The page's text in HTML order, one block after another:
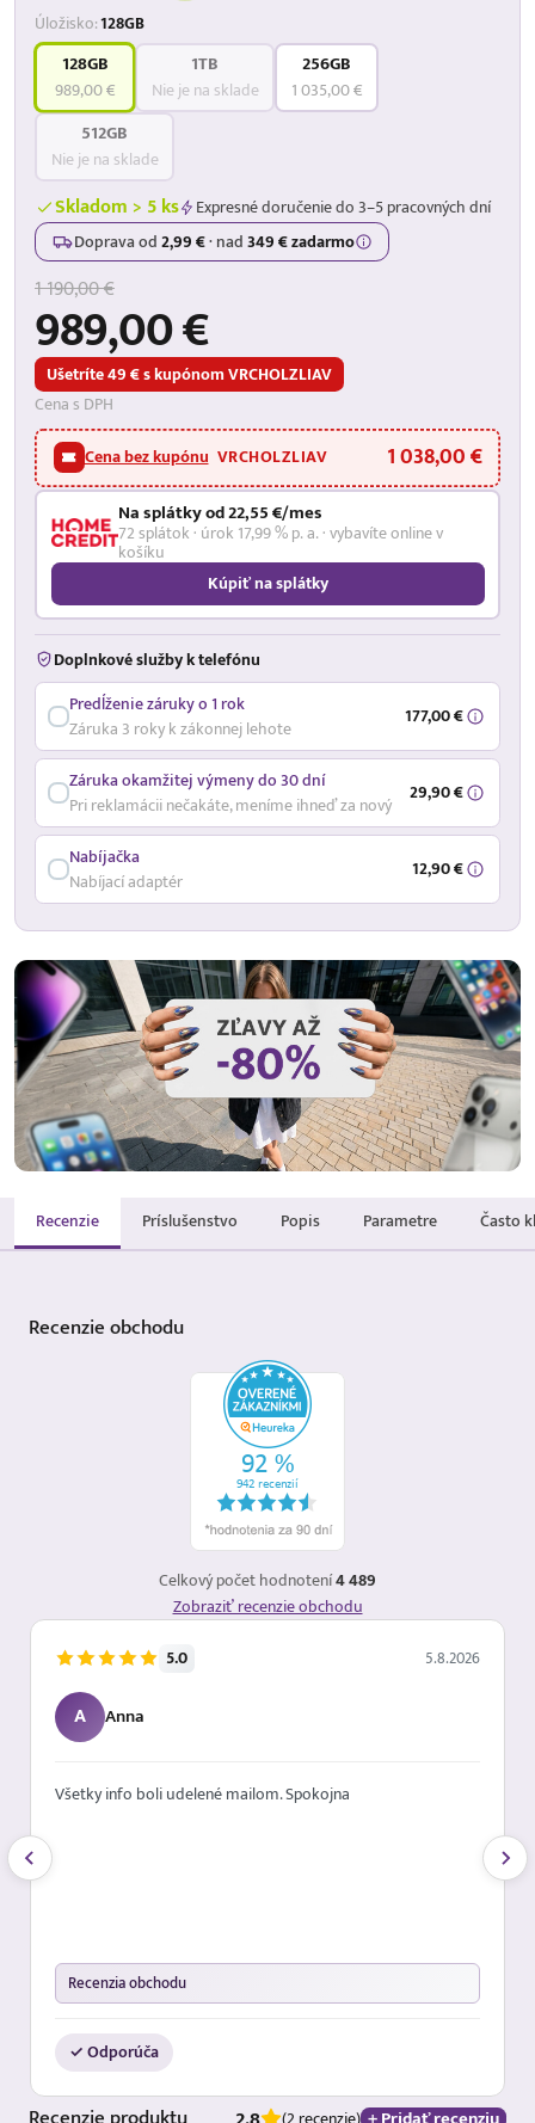
Úložisko:128GB
128GB
989,00 €
1TB
Nie je na sklade
256GB
1 035,00 €
512GB
Nie je na sklade
Skladom > 5 ks
Expresné doručenie do 3–5 pracovných dní
Doprava od2,99 €·nad349 € zadarmo
1 190,00 €
989,00 €
Ušetríte 49 € s kupónom VRCHOLZLIAV
Cena s DPH
Cena bez kupónu VRCHOLZLIAV 1 038,00 €
Na splátky od 22,55 €/mes
72 splátok · úrok 17,99 % p. a. · vybavíte online v
košíku
Kúpiť na splátky
Doplnkové služby k telefónu
Predĺženie záruky o 1 rok
Záruka 3 roky k zákonnej lehote
177,00 €
Záruka okamžitej výmeny do 30 dní
Pri reklamácii nečakáte, meníme ihneď za nový
29,90 €
Nabíjačka
Nabíjací adaptér
12,90 €
Recenzie Príslušenstvo Popis Parametre Často
Recenzieobchodu
Celkový počet hodnotení4 489
Zobraziť recenzie obchodu
5.0 5.8.2026
A Anna
Všetky info boli udelené mailom. Spokojna
Recenzia obchodu
✓ Odporúča